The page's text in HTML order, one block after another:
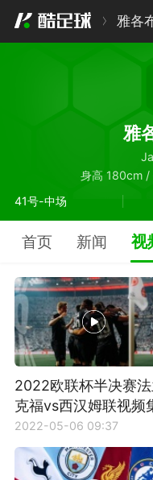
雅各
雅
身高 180cm /
41号-中场
首页 新闻 视
2022欧联杯半决赛
克福vs西汉姆联视频
锦
2022-05-06 09:37